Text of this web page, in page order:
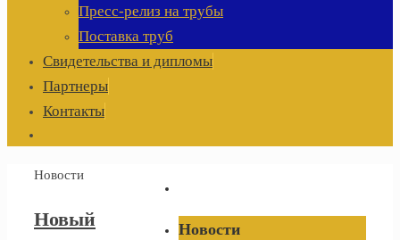
Пресс-релиз на трубы
Поставка труб
Свидетельства и дипломы
Партнеры
Контакты
Главная
Новости
Новый
Новости